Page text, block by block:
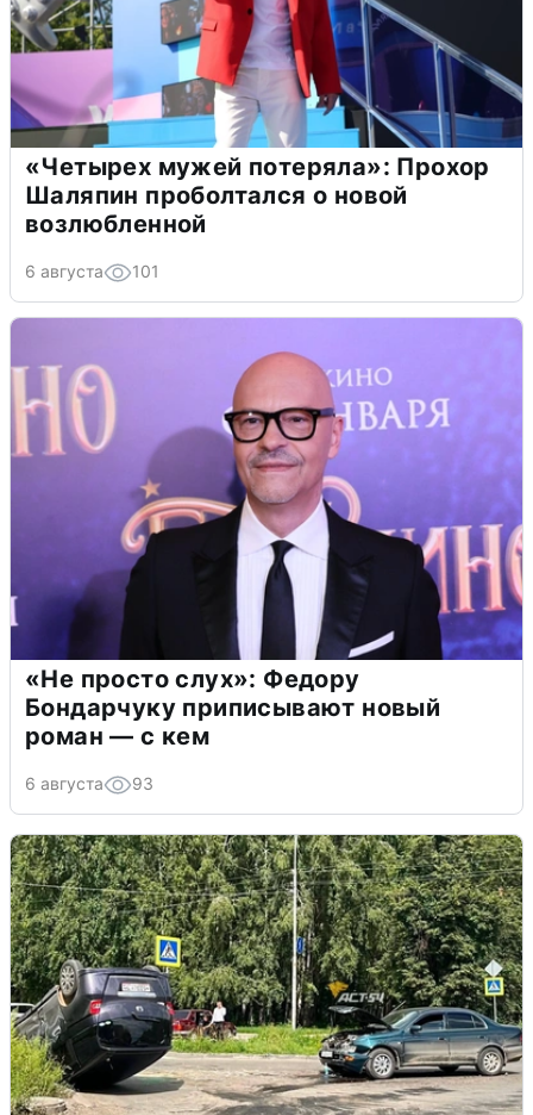
«Четырех мужей потеряла»: Прохор
Шаляпин проболтался о новой
возлюбленной
6 августа 101
«Не просто слух»: Федору
Бондарчуку приписывают новый
роман — с кем
6 августа 93